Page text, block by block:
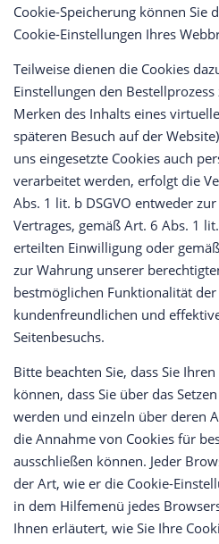
Cookie-Speicherung können Sie
Cookie-Einstellungen Ihres
Teilweise dienen die Cookies
Einstellungen den
Merken des Inhalts eines
späteren Besuch auf der
uns eingesetzte Cookies auch
verarbeitet werden, erfolgt die
Abs. 1 lit. b DSGVO entweder
Vertrages, gemäß Art. 6 Abs. 1
erteilten Einwilligung oder
zur Wahrung unserer
bestmöglichen Funktionalität
kundenfreundlichen und
Seitenbesuchs.
Bitte beachten Sie, dass Sie
können, dass Sie über das
werden und einzeln über deren
die Annahme von Cookies für
ausschließen können. Jeder
der Art, wie er die Cookie-
in dem Hilfemenü jedes
Ihnen erläutert, wie Sie Ihre